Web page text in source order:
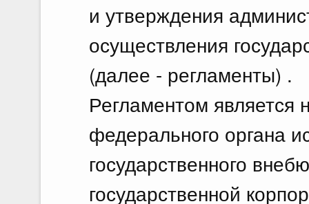
и утверждения
осуществления
(далее - регламенты) .
Регламентом является
федерального органа
государственного
государственной